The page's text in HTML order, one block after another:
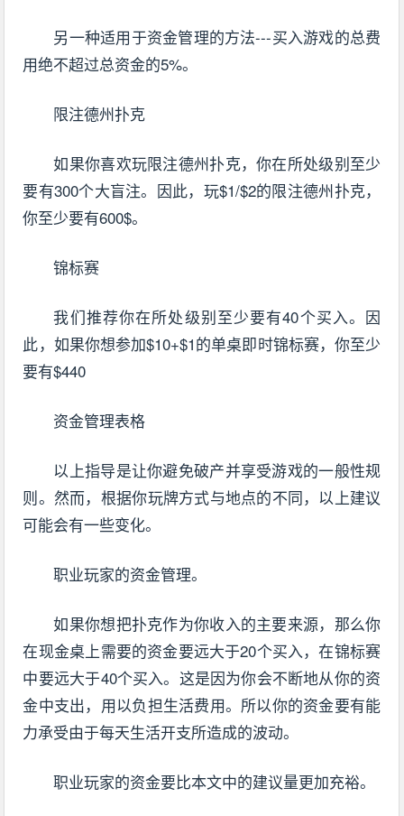
另一种适用于资金管理的方法---买入游戏的总费
用绝不超过总资金的5%。
限注德州扑克
如果你喜欢玩限注德州扑克，你在所处级别至少
要有300个大盲注。因此，玩$1/$2的限注德州扑克，
你至少要有600$。
锦标赛
我们推荐你在所处级别至少要有40个买入。因
此，如果你想参加$10+$1的单桌即时锦标赛，你至少
要有$440
资金管理表格
以上指导是让你避免破产并享受游戏的一般性规
则。然而，根据你玩牌方式与地点的不同，以上建议
可能会有一些变化。
职业玩家的资金管理。
如果你想把扑克作为你收入的主要来源，那么你
在现金桌上需要的资金要远大于20个买入，在锦标赛
中要远大于40个买入。这是因为你会不断地从你的资
金中支出，用以负担生活费用。所以你的资金要有能
力承受由于每天生活开支所造成的波动。
职业玩家的资金要比本文中的建议量更加充裕。